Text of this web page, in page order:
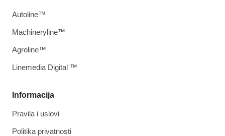
Informacija
Pravila i uslovi
Politika privatnosti
Autoline™
Machineryline™
Agroline™
Linemedia Digital ™